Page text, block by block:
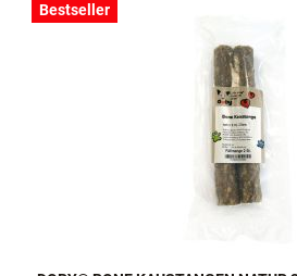
Bestseller